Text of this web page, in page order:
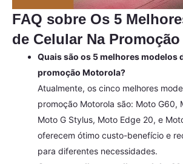
FAQ sobre Os 5
de Celular Na
Quais são os 5 melhores modelos
promoção Motorola?
Atualmente, os cinco melhores
promoção Motorola são: Moto G60,
Moto G Stylus, Moto Edge 20, e
oferecem ótimo custo-benefício e
para diferentes necessidades.